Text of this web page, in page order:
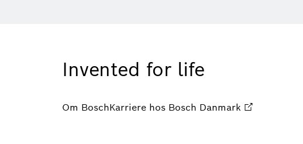
Invented for life
Om BoschKarriere hos Bosch Danmark